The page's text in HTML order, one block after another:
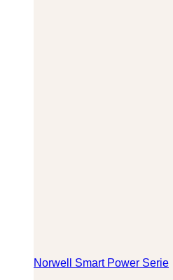
Norwell Smart Power Serie